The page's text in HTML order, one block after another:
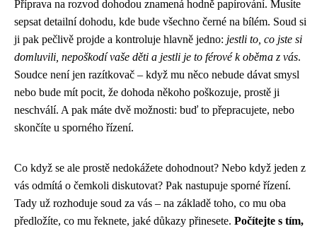
Příprava na rozvod dohodou znamená hodně papírování. Musíte
sepsat detailní dohodu, kde bude všechno černé na bílém. Soud si
ji pak pečlivě projde a kontroluje hlavně jedno: jestli to, co jste si
domluvili, nepoškodí vaše děti a jestli je to férové k oběma z vás.
Soudce není jen razítkovač – když mu něco nebude dávat smysl
nebo bude mít pocit, že dohoda někoho poškozuje, prostě ji
neschválí. A pak máte dvě možnosti: buď to přepracujete, nebo
skončíte u sporného řízení.
Co když se ale prostě nedokážete dohodnout? Nebo když jeden z
vás odmítá o čemkoli diskutovat? Pak nastupuje sporné řízení.
Tady už rozhoduje soud za vás – na základě toho, co mu oba
předložíte, co mu řeknete, jaké důkazy přinesete. Počítejte s tím,